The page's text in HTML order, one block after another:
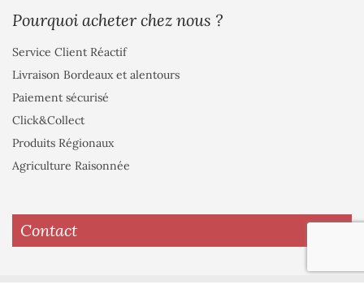
Pourquoi acheter chez nous ?
Service Client Réactif
Livraison Bordeaux et alentours
Paiement sécurisé
Click&Collect
Produits Régionaux
Agriculture Raisonnée
Contact